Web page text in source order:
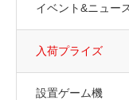
イベント&ニュー
入荷プライズ
設置ゲーム機